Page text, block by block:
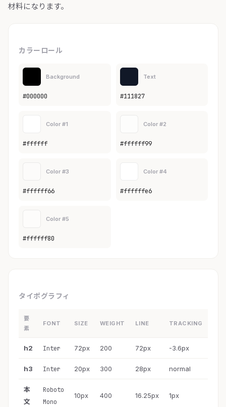
材料になります。
カラーロール
Background
#000000
Text
#111827
Color #1
#ffffff
Color #2
#ffffff99
Color #3
#ffffff66
Color #4
#ffffffe6
Color #5
#ffffff80
タイポグラフィ
要
素
FONT SIZE WEIGHT LINE TRACKING
h2 Inter 72px 200 72px -3.6px
h3 Inter 20px 300 28px normal
本
文
Roboto
Mono
10px 400 16.25px 1px